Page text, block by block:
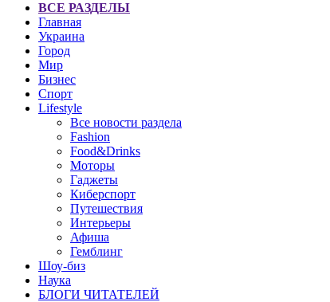
ВСЕ РАЗДЕЛЫ
Главная
Украина
Город
Мир
Бизнес
Спорт
Lifestyle
Все новости раздела
Fashion
Food&Drinks
Моторы
Гаджеты
Киберспорт
Путешествия
Интерьеры
Афиша
Гемблинг
Шоу-биз
Наука
БЛОГИ ЧИТАТЕЛЕЙ